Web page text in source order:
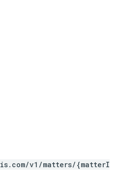
v1/matters/{matterI